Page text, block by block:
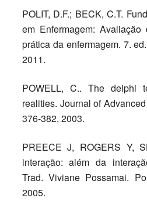
POLIT, D.F.; BECK, C.T.
em Enfermagem:
prática da enfermagem. 7.
2011.
POWELL, C.. The delphi
realities. Journal of
376-382, 2003.
PREECE J, ROGERS Y,
interação: além da
Trad. Viviane Possamai.
2005.